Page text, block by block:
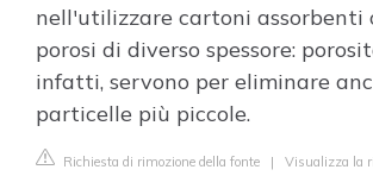
nell'utilizzare cartoni
porosi di diverso spessore:
infatti, servono per eliminare
particelle più piccole.
Richiesta di rimozione della fonte | Visualizza la